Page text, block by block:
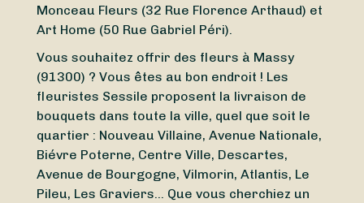
Monceau Fleurs (32 Rue Florence Arthaud) et
Art Home (50 Rue Gabriel Péri).
Vous souhaitez offrir des fleurs à Massy
(91300) ? Vous êtes au bon endroit ! Les
fleuristes Sessile proposent la livraison de
bouquets dans toute la ville, quel que soit le
quartier : Nouveau Villaine, Avenue Nationale,
Biévre Poterne, Centre Ville, Descartes,
Avenue de Bourgogne, Vilmorin, Atlantis, Le
Pileu, Les Graviers… Que vous cherchiez un